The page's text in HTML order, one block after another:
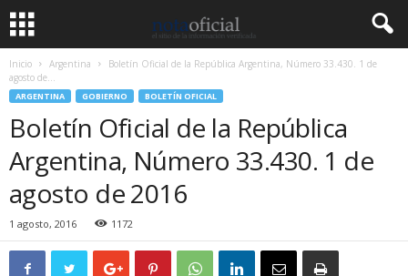
Inicio Argentina
Boletín Oficial de la República Argentina, Número 33.430. 1 de
agosto de...
ARGENTINA GOBIERNO BOLETÍN OFICIAL
Boletín Oficial de la República
Argentina, Número 33.430. 1 de
agosto de 2016
1 agosto, 2016 1172